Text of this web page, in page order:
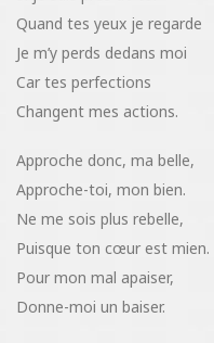
Quand tes yeux je regarde
Je m’y perds dedans moi
Car tes perfections
Changent mes actions.
Approche donc, ma belle,
Approche-toi, mon bien.
Ne me sois plus rebelle,
Puisque ton cœur est mien.
Pour mon mal apaiser,
Donne-moi un baiser.